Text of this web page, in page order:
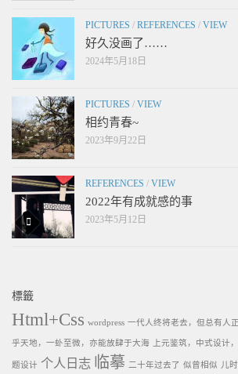
PICTURES / REFERENCES / VIEW
好久没画了……
2024年5月18日
PICTURES / VIEW
相约青春~
2023年9月22日
REFERENCES / VIEW
2022年有成就感的事
2023年5月12日
標籤
Html+Css wordpress 一代人终将老去，但总有人
乎天地，一虲至微，亦能放肆于大海 上元鉴筑，中式设计
题设计 个人日志 临摹 二十年过去了 似曾相似 儿